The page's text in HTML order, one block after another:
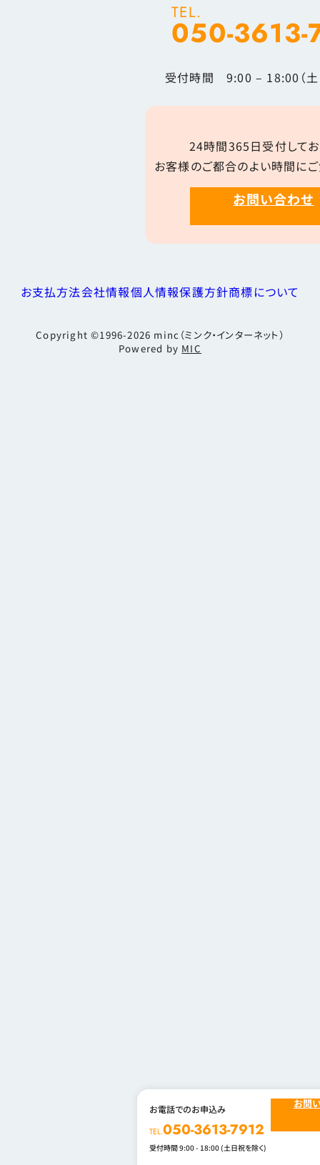
お電話でのお申込み
TEL.050-3613-7912
受付時間 9:00 - 18:00 (土日祝を除く)
お問
TEL.
050-3613-
受付時間 9:00 – 18:00（土
24時間365日受付してお
お客様のご都合のよい時間にご
お問い合わせ
お支払方法会社情報個人情報保護方針商標について
Copyright ©1996-2026 minc（ミンク・インターネット）
Powered by MIC